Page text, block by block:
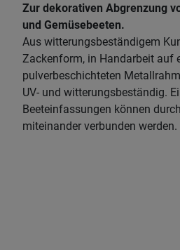
Zur dekorativen Abgrenzung
und Gemüsebeeten.
Aus witterungsbeständigem
Zackenform, in Handarbeit auf
pulverbeschichteten
UV- und witterungsbeständig.
Beeteinfassungen können
miteinander verbunden werden.